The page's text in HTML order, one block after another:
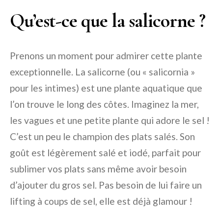
Qu’est-ce que la salicorne ?
Prenons un moment pour admirer cette plante
exceptionnelle. La salicorne (ou « salicornia »
pour les intimes) est une plante aquatique que
l’on trouve le long des côtes. Imaginez la mer,
les vagues et une petite plante qui adore le sel !
C’est un peu le champion des plats salés. Son
goût est légèrement salé et iodé, parfait pour
sublimer vos plats sans même avoir besoin
d’ajouter du gros sel. Pas besoin de lui faire un
lifting à coups de sel, elle est déjà glamour !